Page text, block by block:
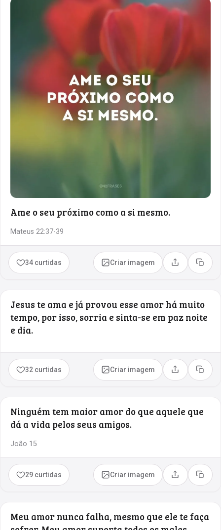
Ame o seu próximo como a si mesmo.
Mateus 22:37-39
34 curtidas Criar imagem Compartilhar
Copiar
Jesus te ama e já provou esse amor há muito
tempo, por isso, sorria e sinta-se em paz noite
e dia.
32 curtidas Criar imagem Compartilhar
Copiar
Ninguém tem maior amor do que aquele que
dá a vida pelos seus amigos.
João 15
29 curtidas Criar imagem Compartilhar
Copiar
Meu amor nunca falha, mesmo que ele te faça